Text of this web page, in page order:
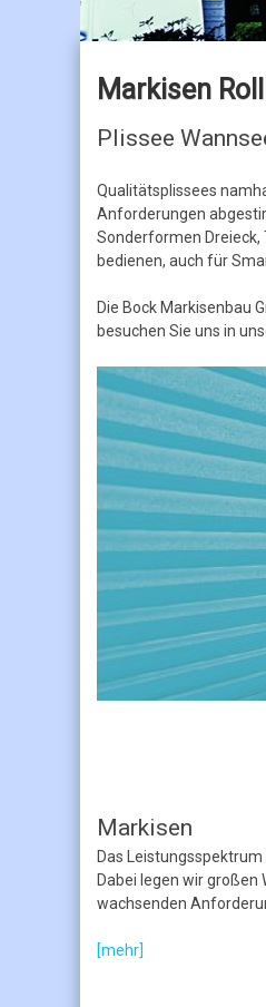
Jalousien
Markisen
Plissee
Qualitätsplissees
Anforderungen
Sonderformen Dreieck,
bedienen, auch für
Die Bock Markisenbau
besuchen Sie uns in
Markisen
Das
Dabei legen wir
wachsenden
[mehr]